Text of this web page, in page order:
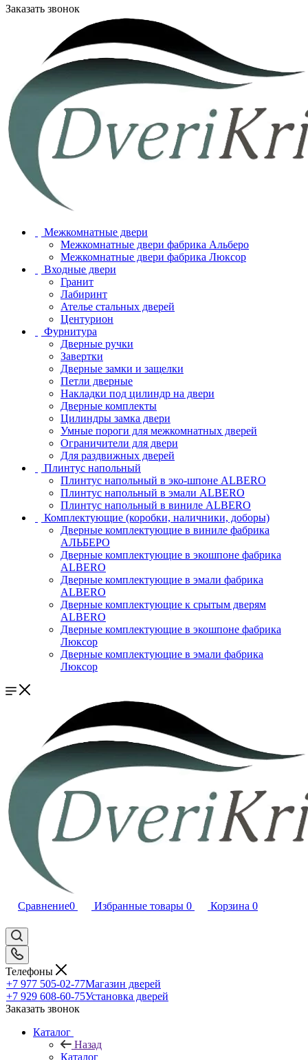
Заказать звонок
Межкомнатные двери
Межкомнатные двери фабрика Альберо
Межкомнатные двери фабрика Люксор
Входные двери
Гранит
Лабиринт
Ателье стальных дверей
Центурион
Фурнитура
Дверные ручки
Завертки
Дверные замки и защелки
Петли дверные
Накладки под цилиндр на двери
Дверные комплекты
Цилиндры замка двери
Умные пороги для межкомнатных дверей
Ограничители для двери
Для раздвижных дверей
Плинтус напольный
Плинтус напольный в эко-шпоне ALBERO
Плинтус напольный в эмали ALBERO
Плинтус напольный в виниле ALBERO
Комплектующие (коробки, наличники, доборы)
Дверные комплектующие в виниле фабрика
АЛЬБЕРО
Дверные комплектующие в экошпоне фабрика
ALBERO
Дверные комплектующие в эмали фабрика
ALBERO
Дверные комплектующие к срытым дверям
ALBERO
Дверные комплектующие в экошпоне фабрика
Люксор
Дверные комплектующие в эмали фабрика
Люксор
Сравнение0 Избранные товары 0 Корзина 0
Телефоны
+7 977 505-02-77Магазин дверей
+7 929 608-60-75Установка дверей
Заказать звонок
Каталог
Назад
Каталог